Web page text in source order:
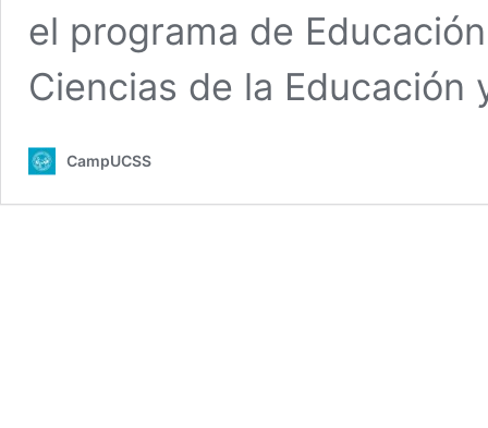
el programa de
Ciencias de la
CampUCSS